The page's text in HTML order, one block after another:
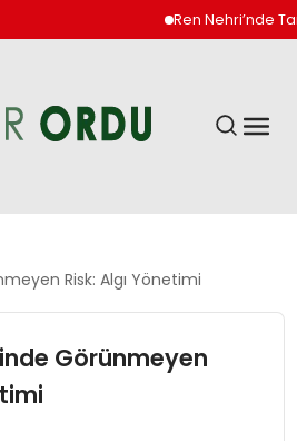
Ren Nehri’nde
Risk: Algı Yönetimi
Görünmeyen